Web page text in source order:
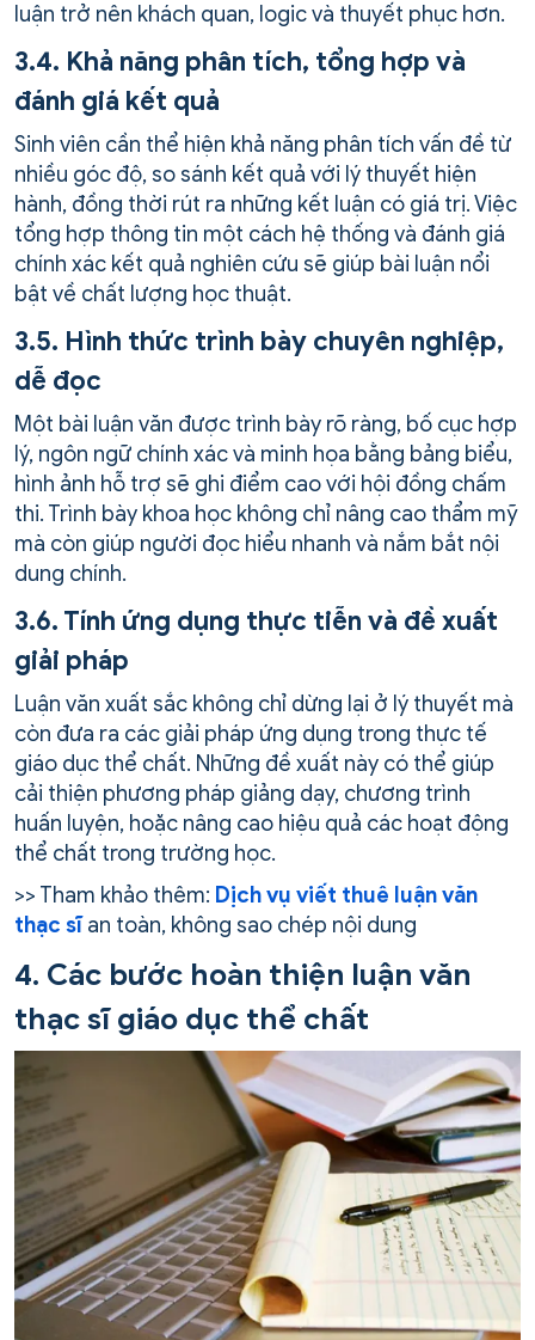
luận trở nên khách quan, logic và thuyết phục hơn.
3.4. Khả năng phân tích, tổng hợp và
đánh giá kết quả
Sinh viên cần thể hiện khả năng phân tích vấn đề từ
nhiều góc độ, so sánh kết quả với lý thuyết hiện
hành, đồng thời rút ra những kết luận có giá trị. Việc
tổng hợp thông tin một cách hệ thống và đánh giá
chính xác kết quả nghiên cứu sẽ giúp bài luận nổi
bật về chất lượng học thuật.
3.5. Hình thức trình bày chuyên nghiệp,
dễ đọc
Một bài luận văn được trình bày rõ ràng, bố cục hợp
lý, ngôn ngữ chính xác và minh họa bằng bảng biểu,
hình ảnh hỗ trợ sẽ ghi điểm cao với hội đồng chấm
thi. Trình bày khoa học không chỉ nâng cao thẩm mỹ
mà còn giúp người đọc hiểu nhanh và nắm bắt nội
dung chính.
3.6. Tính ứng dụng thực tiễn và đề xuất
giải pháp
Luận văn xuất sắc không chỉ dừng lại ở lý thuyết mà
còn đưa ra các giải pháp ứng dụng trong thực tế
giáo dục thể chất. Những đề xuất này có thể giúp
cải thiện phương pháp giảng dạy, chương trình
huấn luyện, hoặc nâng cao hiệu quả các hoạt động
thể chất trong trường học.
>> Tham khảo thêm: Dịch vụ viết thuê luận văn
thạc sĩan toàn, không sao chép nội dung
4. Các bước hoàn thiện luận văn
thạc sĩ giáo dục thể chất